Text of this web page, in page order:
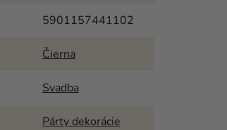
5901157441102
Čierna
Svadba
Párty dekorácie